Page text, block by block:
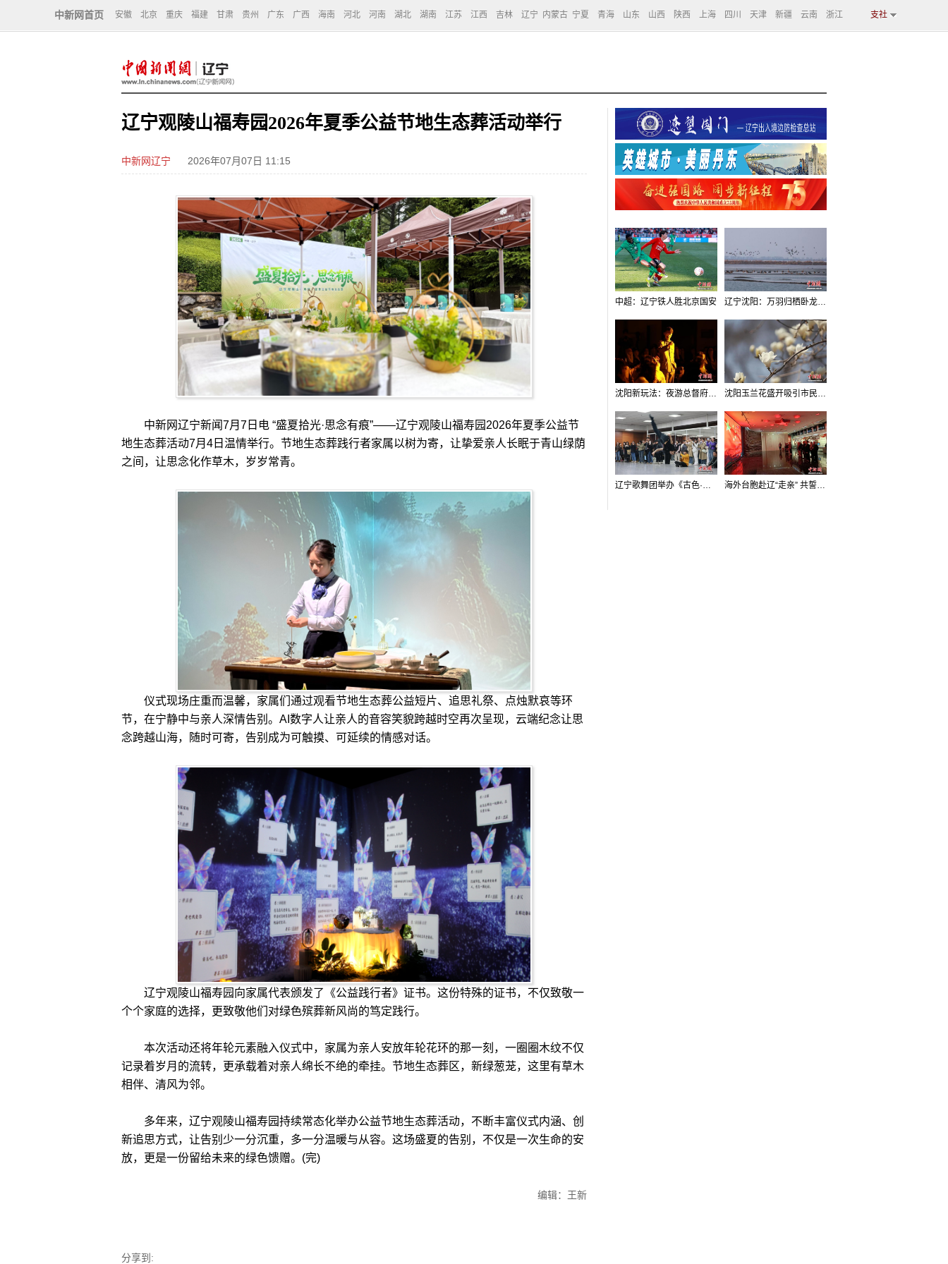
中新网首页 安徽 北京 重庆 福建 甘肃 贵州 广东 广西 海南 河北 河南 湖北 湖南 江苏 江西 吉林 辽宁 内蒙古 宁夏 青海 山东 山西 陕西 上海 四川 天津 新疆 云南 浙江 支社
辽宁观陵山福寿园2026年夏季公益节地生态葬活动举行
中新网辽宁 2026年07月07日 11:15
中新网辽宁新闻7月7日电 “盛夏拾光·思念有痕”——辽宁观陵山福寿园2026年夏季公益节
地生态葬活动7月4日温情举行。节地生态葬践行者家属以树为寄，让挚爱亲人长眠于青山绿荫
之间，让思念化作草木，岁岁常青。
仪式现场庄重而温馨，家属们通过观看节地生态葬公益短片、追思礼祭、点烛默哀等环
节，在宁静中与亲人深情告别。AI数字人让亲人的音容笑貌跨越时空再次呈现，云端纪念让思
念跨越山海，随时可寄，告别成为可触摸、可延续的情感对话。
辽宁观陵山福寿园向家属代表颁发了《公益践行者》证书。这份特殊的证书，不仅致敬一
个个家庭的选择，更致敬他们对绿色殡葬新风尚的笃定践行。
本次活动还将年轮元素融入仪式中，家属为亲人安放年轮花环的那一刻，一圈圈木纹不仅
记录着岁月的流转，更承载着对亲人绵长不绝的牵挂。节地生态葬区，新绿葱茏，这里有草木
相伴、清风为邻。
多年来，辽宁观陵山福寿园持续常态化举办公益节地生态葬活动，不断丰富仪式内涵、创
新追思方式，让告别少一分沉重，多一分温暖与从容。这场盛夏的告别，不仅是一次生命的安
放，更是一份留给未来的绿色馈赠。(完)
编辑：王新
分享到:
中超：辽宁铁人胜北京国安 辽宁沈阳：万羽归栖卧龙湖看群鸟齐飞
沈阳新玩法：夜游总督府，当一回“赴宴者” 沈阳玉兰花盛开吸引市民打卡
辽宁歌舞团举办《古色·国宝辽宁》排练开放日活动 海外台胞赴辽“走亲” 共誓“和平初心”